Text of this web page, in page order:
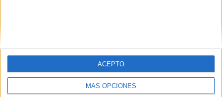
MÁS OPCIONES
ACEPTO
Capilla